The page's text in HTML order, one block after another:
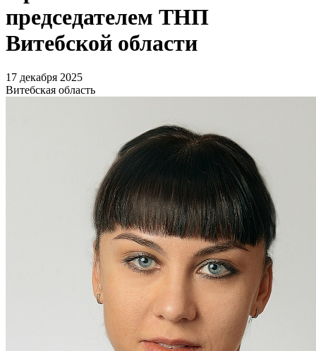
председателем ТНП
Витебской области
17 декабря 2025
Витебская область